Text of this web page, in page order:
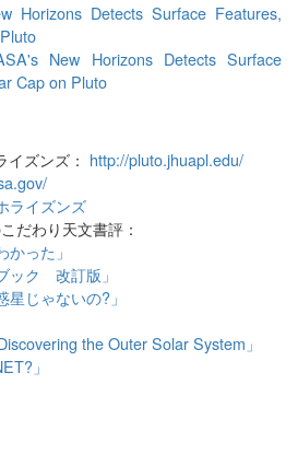
Horizons Detects Surface Features,
New Horizons Detects Surface
Cap on Pluto
ズンズ： http://pluto.jhuapl.edu/
ライズンズ
だわり天文書評：
かった」
ック 改訂版」
星じゃないの?」
the Outer Solar System」
」